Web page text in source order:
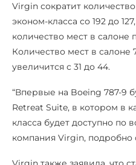
Virgin сократит
эконом-класса со 192 до
количество мест в салоне
Количество мест в салоне
увеличится с 31 до 44.
“Впервые на Boeing 787-9
Retreat Suite, в котором в
класса будет доступно по
компания Virgin,